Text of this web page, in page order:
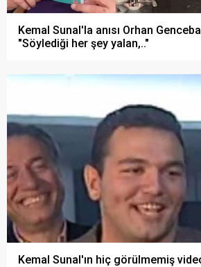
Kemal Sunal'la anısı Orhan
"Söylediği her şey yalan,.."
Kemal Sunal'ın hiç görülmemiş